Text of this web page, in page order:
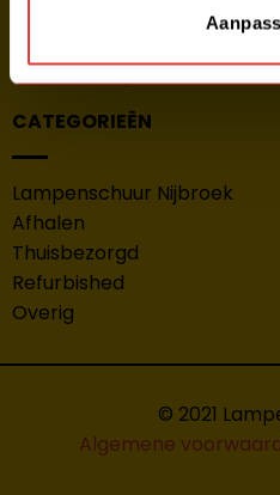
Garantie, reparatie &
CATEGORIEËN
Lampenschuur Nijbroek
Afhalen
Thuisbezorgd
Refurbished
Overig
© 2021
Algemene